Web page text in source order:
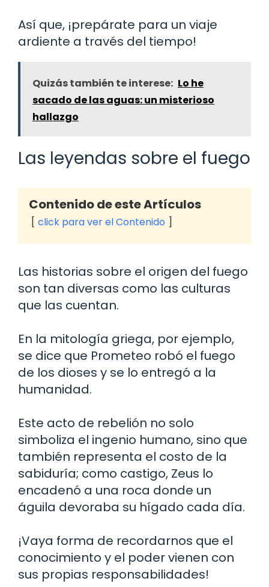
Así que, ¡prepárate para un viaje
ardiente a través del tiempo!
Quizás también te interese: Lo he
sacado de las aguas: un misterioso
hallazgo
Las leyendas sobre el fuego
Contenido de este Artículos
click para ver el Contenido
Las historias sobre el origen del fuego
son tan diversas como las culturas
que las cuentan.
En la mitología griega, por ejemplo,
se dice que Prometeo robó el fuego
de los dioses y se lo entregó a la
humanidad.
Este acto de rebelión no solo
simboliza el ingenio humano, sino que
también representa el costo de la
sabiduría; como castigo, Zeus lo
encadenó a una roca donde un
águila devoraba su hígado cada día.
¡Vaya forma de recordarnos que el
conocimiento y el poder vienen con
sus propias responsabilidades!